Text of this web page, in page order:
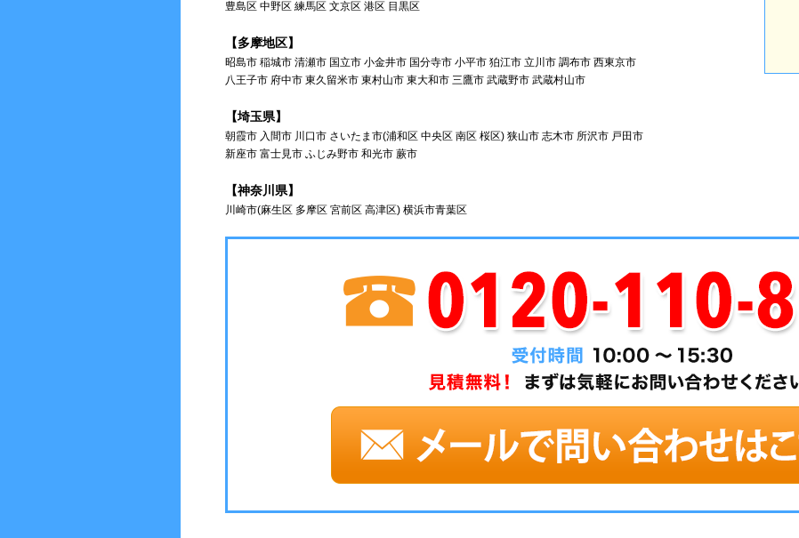
豊島区 中野区 練馬区 文京区 港区 目黒区
【多摩地区】
昭島市 稲城市 清瀬市 国立市 小金井市 国分寺市 小平市 狛江市 立川市 調布市 西東京市
八王子市 府中市 東久留米市 東村山市 東大和市 三鷹市 武蔵野市 武蔵村山市
【埼玉県】
朝霞市 入間市 川口市 さいたま市(浦和区 中央区 南区 桜区) 狭山市 志木市 所沢市 戸田市
新座市 富士見市 ふじみ野市 和光市 蕨市
【神奈川県】
川崎市(麻生区 多摩区 宮前区 高津区) 横浜市青葉区